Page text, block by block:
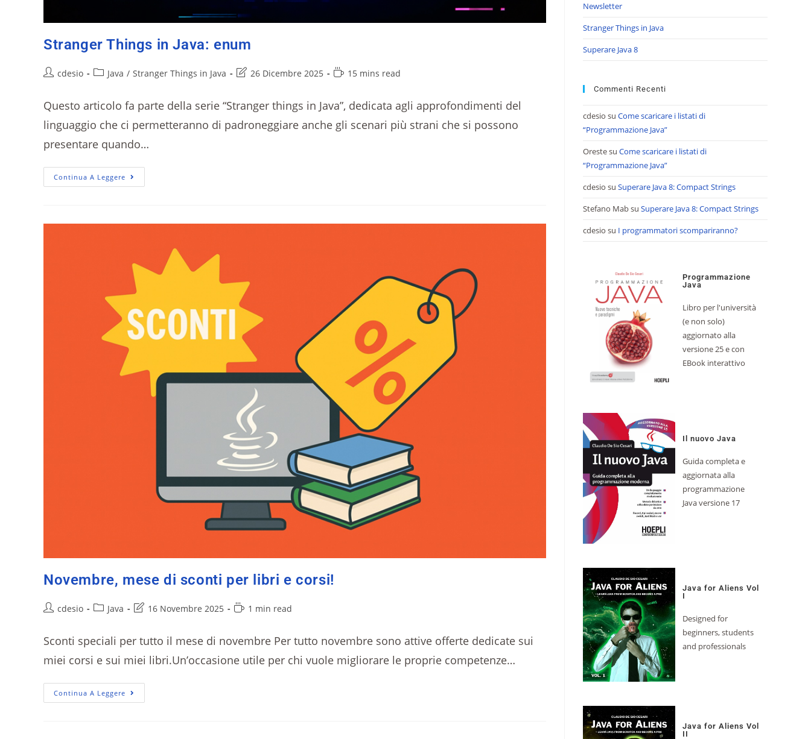
Stranger Things in Java: enum
cdesio Java / Stranger Things in Java 26 Dicembre 2025 15 mins read
Questo articolo fa parte della serie “Stranger things in Java”, dedicata agli approfondimenti del
linguaggio che ci permetteranno di padroneggiare anche gli scenari più strani che si possono
presentare quando…
Continua A Leggere
Novembre, mese di sconti per libri e corsi!
cdesio Java 16 Novembre 2025 1 min read
Sconti speciali per tutto il mese di novembre Per tutto novembre sono attive offerte dedicate sui
miei corsi e sui miei libri.Un’occasione utile per chi vuole migliorare le proprie competenze…
Continua A Leggere
Newsletter
Stranger Things in Java
Superare Java 8
Commenti Recenti
cdesio su Come scaricare i listati di
“Programmazione Java”
Orestesu Come scaricare i listati di
“Programmazione Java”
cdesio su Superare Java 8: Compact Strings
Stefano Mabsu Superare Java 8: Compact Strings
cdesio su I programmatori scompariranno?
Programmazione
Java
Libro per l'università
(e non solo)
aggiornato alla
versione 25 e con
EBook interattivo
Il nuovo Java
Guida completa e
aggiornata alla
programmazione
Java versione 17
Java for Aliens Vol
I
Designed for
beginners, students
and professionals
Java for Aliens Vol
II